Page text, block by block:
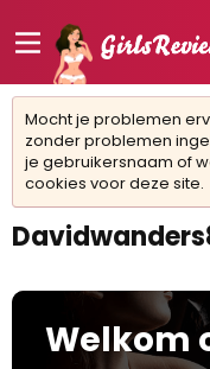
Mocht je problemen
zonder problemen
je gebruikersnaam of
cookies voor deze site.
Welkom